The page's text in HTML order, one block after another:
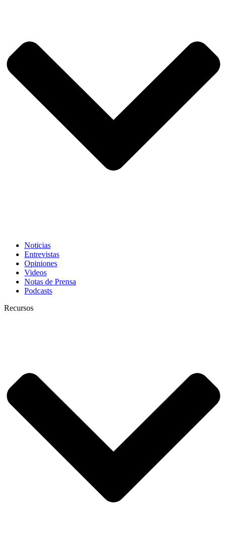
Noticias
Entrevistas
Opiniones
Videos
Notas de Prensa
Podcasts
Recursos